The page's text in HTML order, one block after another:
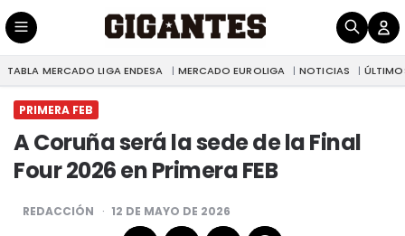
TABLA MERCADO LIGA ENDESA MERCADO EUROLIGA NOTICIAS
PRIMERA FEB
A Coruña será la sede de la Final
Four 2026 en Primera FEB
POSTED
REDACCIÓN 12 DE MAYO DE 2026
PRIMERA FEB |A Coruña será la sede de la Final Four 2026 en Primera FEB